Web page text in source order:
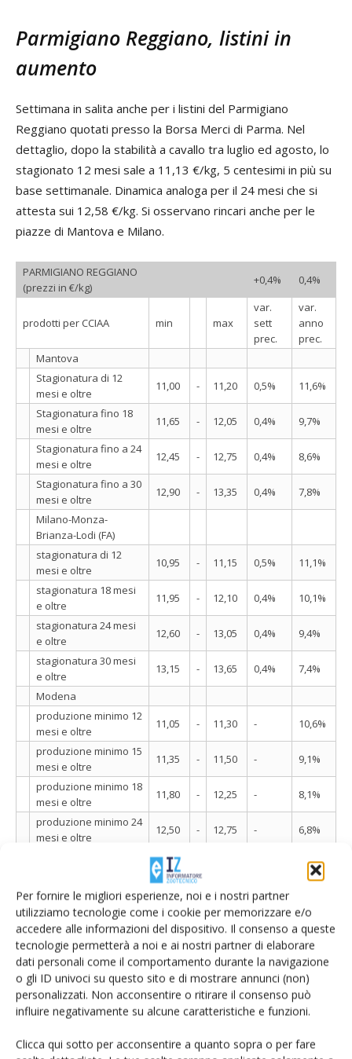
Per fornire le migliori esperienze, noi e i nostri partner
utilizziamo tecnologie come i cookie per memorizzare e/o
accedere alle informazioni del dispositivo. Il consenso a queste
tecnologie permetterà a noi e ai nostri partner di elaborare
dati personali come il comportamento durante la navigazione
o gli ID univoci su questo sito e di mostrare annunci (non)
personalizzati. Non acconsentire o ritirare il consenso può
influire negativamente su alcune caratteristiche e funzioni.
Clicca qui sotto per acconsentire a quanto sopra o per fare
Parmigiano Reggiano, listini in
aumento
Settimana in salita anche per i listini del Parmigiano
Reggiano quotati presso la Borsa Merci di Parma. Nel
dettaglio, dopo la stabilità a cavallo tra luglio ed agosto, lo
stagionato 12 mesi sale a 11,13 €/kg, 5 centesimi in più su
base settimanale. Dinamica analoga per il 24 mesi che si
attesta sui 12,58 €/kg. Si osservano rincari anche per le
piazze di Mantova e Milano.
PARMIGIANO REGGIANO
(prezzi in €/kg)
+0,4% 0,4%
prodotti per CCIAA min max
var.
sett
prec.
var.
anno
prec.
Mantova
Stagionatura di 12
mesi e oltre
11,00 - 11,20 0,5%
11,6%
Stagionatura fino 18
mesi e oltre
11,65 - 12,05 0,4%
9,7%
Stagionatura fino a 24
mesi e oltre
12,45 - 12,75 0,4%
8,6%
Stagionatura fino a 30
mesi e oltre
12,90 - 13,35 0,4%
7,8%
Milano-Monza-
Brianza-Lodi (FA)
stagionatura di 12
mesi e oltre
10,95 - 11,15 0,5%
11,1%
stagionatura 18 mesi
e oltre
11,95 - 12,10 0,4%
10,1%
stagionatura 24 mesi
e oltre
12,60 - 13,05 0,4%
9,4%
stagionatura 30 mesi
e oltre
13,15 - 13,65 0,4%
7,4%
Modena
produzione minimo 12
mesi e oltre
11,05 - 11,30 -
10,6%
produzione minimo 15
mesi e oltre
11,35 - 11,50 -
9,1%
produzione minimo 18
mesi e oltre
11,80 - 12,25 -
8,1%
produzione minimo 24
mesi e oltre
12,50 - 12,75 -
6,8%
12,80
2,6%
Parma
produzione minimo 12
mesi e oltre
11,05 - 11,20 0,5%
11,5%
produzione minimo 15
mesi e oltre
11,35 11,50 0,4%
10,4%
produzione minimo 18
mesi e oltre
11,85 - 12,20 0,4%
8,6%
produzione minimo 24
produzione minimo 30